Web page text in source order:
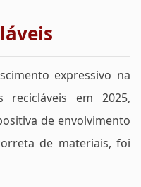
expressivo na
recicláveis em 2025,
de envolvimento
de materiais, foi